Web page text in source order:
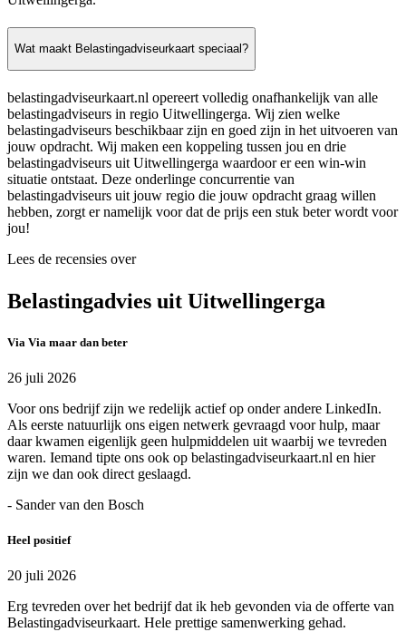
Wat maakt Belastingadviseurkaart speciaal?
belastingadviseurkaart.nl opereert volledig onafhankelijk van alle
belastingadviseurs in regio Uitwellingerga. Wij zien welke
belastingadviseurs beschikbaar zijn en goed zijn in het uitvoeren van
jouw opdracht. Wij maken een koppeling tussen jou en drie
belastingadviseurs uit Uitwellingerga waardoor er een win-win
situatie ontstaat. Deze onderlinge concurrentie van
belastingadviseurs uit jouw regio die jouw opdracht graag willen
hebben, zorgt er namelijk voor dat de prijs een stuk beter wordt voor
jou!
Lees de recensies over
Belastingadvies uit Uitwellingerga
Via Via maar dan beter
26 juli 2026
Voor ons bedrijf zijn we redelijk actief op onder andere LinkedIn.
Als eerste natuurlijk ons eigen netwerk gevraagd voor hulp, maar
daar kwamen eigenlijk geen hulpmiddelen uit waarbij we tevreden
waren. Iemand tipte ons ook op belastingadviseurkaart.nl en hier
zijn we dan ook direct geslaagd.
- Sander van den Bosch
Heel positief
20 juli 2026
Erg tevreden over het bedrijf dat ik heb gevonden via de offerte van
Belastingadviseurkaart. Hele prettige samenwerking gehad.